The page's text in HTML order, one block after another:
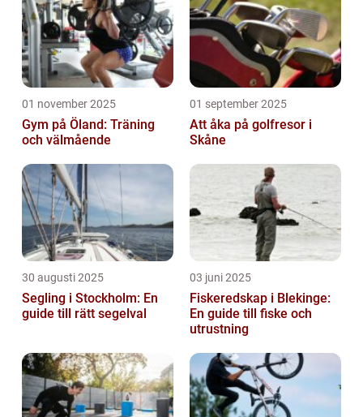
01 november 2025
Gym på Öland: Träning
och välmående
01 september 2025
Att åka på golfresor i
Skåne
30 augusti 2025
Segling i Stockholm: En
guide till rätt segelval
03 juni 2025
Fiskeredskap i Blekinge:
En guide till fiske och
utrustning